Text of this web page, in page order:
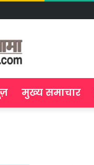
मुख्य समाचार